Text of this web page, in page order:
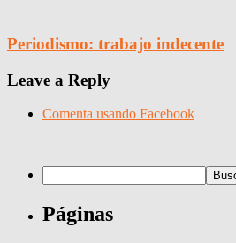
Periodismo: trabajo indecente
Leave a Reply
Comenta usando Facebook
Páginas